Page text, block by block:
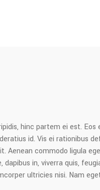
hinc partem ei est. Eos
id. Vis ei rationibus
commodo ligula
in, viverra quis,
ultricies nisi. Nam